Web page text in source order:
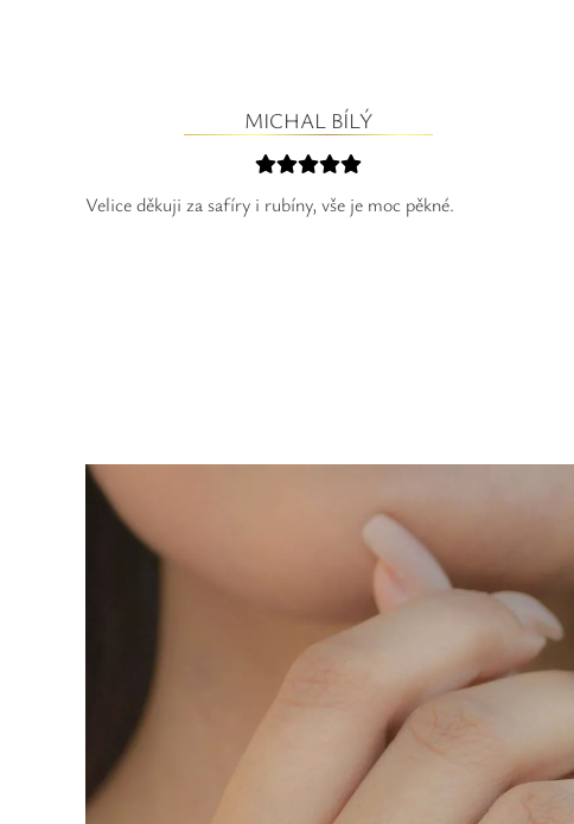
MICHAL BÍLÝ
Velice děkuji za safíry i rubíny, vše je moc pěkné.